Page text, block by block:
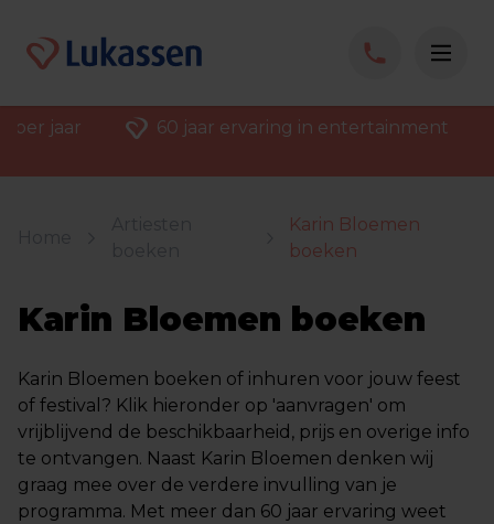
per jaar 60 jaar ervaring in entertainment
Karin Bloemen
boeken
Karin Bloemen boeken
Karin Bloemen boeken of inhuren voor jouw feest
of festival? Klik hieronder op 'aanvragen' om
vrijblijvend de beschikbaarheid, prijs en overige info
te ontvangen. Naast Karin Bloemen denken wij
graag mee over de verdere invulling van je
programma. Met meer dan 60 jaar ervaring weet